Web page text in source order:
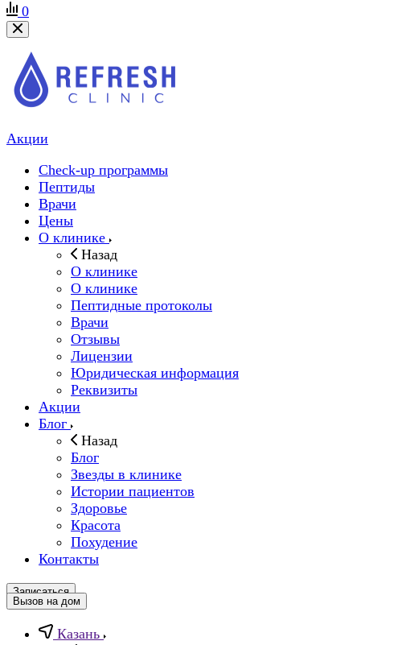
0
Акции
Check-up программы
Пептиды
Врачи
Цены
О клинике
Назад
О клинике
О клинике
Пептидные протоколы
Врачи
Отзывы
Лицензии
Юридическая информация
Реквизиты
Акции
Блог
Назад
Блог
Звезды в клинике
Истории пациентов
Здоровье
Красота
Похудение
Контакты
Записаться
Вызов на дом
Казань